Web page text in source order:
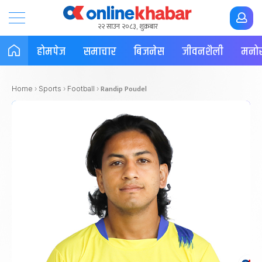
२२ साउन २०८३, शुक्रबार
होमपेज समाचार बिजनेस जीवनशैली
Home › Sports › Football › Randip Poudel